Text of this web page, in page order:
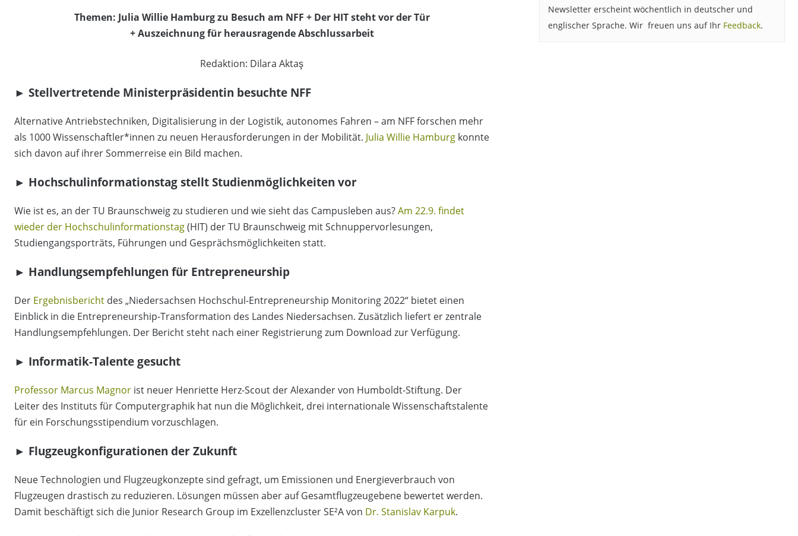
Themen: Julia Willie Hamburg zu Besuch am NFF + Der HIT steht vor der Tür
+ Auszeichnung für herausragende Abschlussarbeit
Redaktion: Dilara Aktaş
► Stellvertretende Ministerpräsidentin besuchte NFF
Alternative Antriebstechniken, Digitalisierung in der Logistik, autonomes Fahren – am NFF forschen mehr
als 1000 Wissenschaftler*innen zu neuen Herausforderungen in der Mobilität. Julia Willie Hamburg konnte
sich davon auf ihrer Sommerreise ein Bild machen.
► Hochschulinformationstag stellt Studienmöglichkeiten vor
Wie ist es, an der TU Braunschweig zu studieren und wie sieht das Campusleben aus?Am 22.9. findet
wieder der Hochschulinformationstag(HIT) der TU Braunschweig mit Schnuppervorlesungen,
Studiengangsporträts, Führungen und Gesprächsmöglichkeiten statt.
► Handlungsempfehlungen für Entrepreneurship
Der Ergebnisbericht des „Niedersachsen Hochschul-Entrepreneurship Monitoring 2022“ bietet einen
Einblick in die Entrepreneurship-Transformation des Landes Niedersachsen. Zusätzlich liefert er zentrale
Handlungsempfehlungen. Der Bericht steht nach einer Registrierung zum Download zur Verfügung.
► Informatik-Talente gesucht
Professor Marcus Magnor ist neuer Henriette Herz-Scout der Alexander von Humboldt-Stiftung. Der
Leiter des Instituts für Computergraphik hat nun die Möglichkeit, drei internationale Wissenschaftstalente
für ein Forschungsstipendium vorzuschlagen.
► Flugzeugkonfigurationen der Zukunft
Neue Technologien und Flugzeugkonzepte sind gefragt, um Emissionen und Energieverbrauch von
Flugzeugen drastisch zu reduzieren. Lösungen müssen aber auf Gesamtflugzeugebene bewertet werden.
Damit beschäftigt sich die Junior Research Group im Exzellenzcluster SE²A von Dr. Stanislav Karpuk.
Newsletter erscheint wöchentlich in deutscher und
englischer Sprache. Wir freuen uns auf Ihr Feedback.